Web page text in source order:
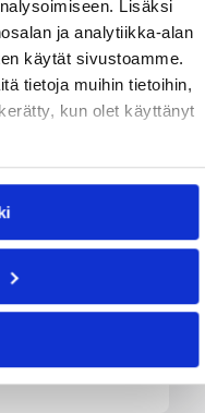
Lisäksi
ja analytiikka-alan
käytät sivustoamme.
tietoja muihin tietoihin,
kun olet käyttänyt
tytöt
kaatui
75–52.
toisella